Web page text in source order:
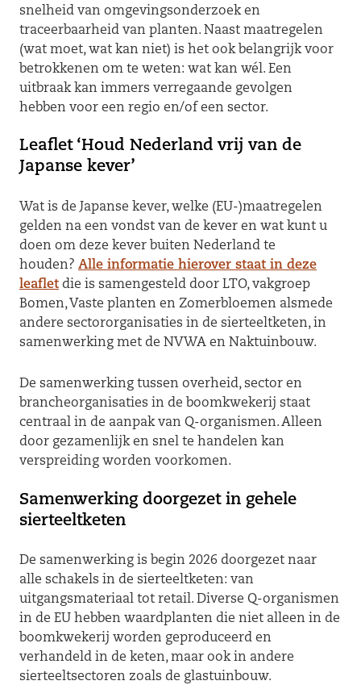
snelheid van omgevingsonderzoek en
traceerbaarheid van planten. Naast maatregelen
(wat moet, wat kan niet) is het ook belangrijk voor
betrokkenen om te weten: wat kan wél. Een
uitbraak kan immers verregaande gevolgen
hebben voor een regio en/of een sector.
Leaflet ‘Houd Nederland vrij van de
Japanse kever’
Wat is de Japanse kever, welke (EU-)maatregelen
gelden na een vondst van de kever en wat kunt u
doen om deze kever buiten Nederland te
houden? Alle informatie hierover staat in deze
leaflet die is samengesteld door LTO, vakgroep
Bomen, Vaste planten en Zomerbloemen alsmede
andere sectororganisaties in de sierteeltketen, in
samenwerking met de NVWA en Naktuinbouw.
De samenwerking tussen overheid, sector en
brancheorganisaties in de boomkwekerij staat
centraal in de aanpak van Q-organismen. Alleen
door gezamenlijk en snel te handelen kan
verspreiding worden voorkomen.
Samenwerking doorgezet in gehele
sierteeltketen
De samenwerking is begin 2026 doorgezet naar
alle schakels in de sierteeltketen: van
uitgangsmateriaal tot retail. Diverse Q-organismen
in de EU hebben waardplanten die niet alleen in de
boomkwekerij worden geproduceerd en
verhandeld in de keten, maar ook in andere
sierteeltsectoren zoals de glastuinbouw.